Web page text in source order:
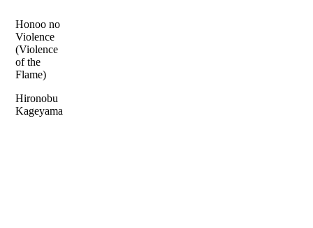
Honoo no
Violence
(Violence
of the
Flame)
Hironobu
Kageyama